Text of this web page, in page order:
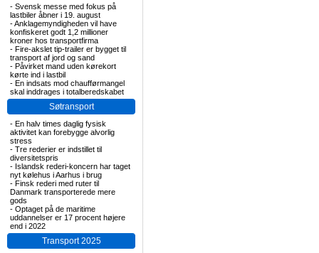
- Svensk messe med fokus på
lastbiler åbner i 19. august
-Anklagemyndigheden vil have
konfiskeret godt 1,2 millioner
kroner hos transportfirma
- Fire-akslet tip-trailer er bygget til
transport af jord og sand
- Påvirket mand uden kørekort
kørte ind i lastbil
- En indsats mod chaufførmangel
skal inddrages i totalberedskabet
Søtransport
- En halv times daglig fysisk
aktivitet kan forebygge alvorlig
stress
- Tre rederier er indstillet til
diversitetspris
- Islandsk rederi-koncern har taget
nyt kølehus i Aarhus i brug
- Finsk rederi med ruter til
Danmark transporterede mere
gods
- Optaget på de maritime
uddannelser er 17 procent højere
end i 2022
Transport 2025